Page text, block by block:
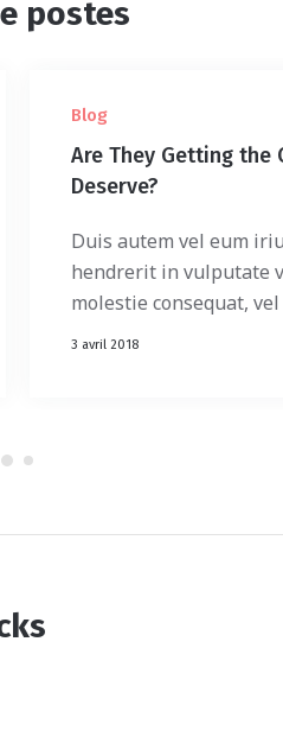
postes
Blog
Are They Getting the
Deserve?
Duis autem vel eum
hendrerit in vulputate
molestie consequat,
3 avril 2018